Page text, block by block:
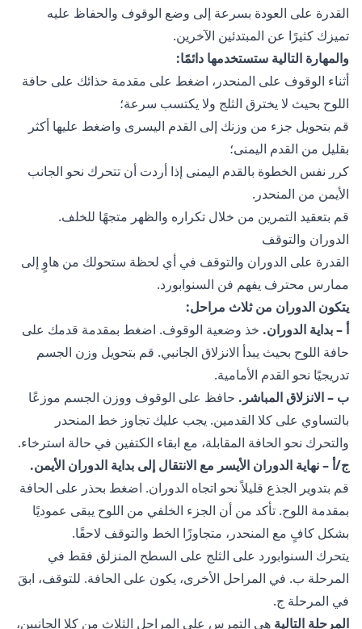
القدرة على العودة بسرعة إلى وضع الوقوف والحفاظ عليه
تميزك كثيرًا عن المبتدئين الآخرين.
والمهارة التالية ستستخدمها دائمًا:
أثناء الوقوف على المنحدر، اضغط على مقدمة حذائك على حافة
اللوح بحيث لا يخترق الثلج ولا يكتسب سرعة؛
قم بتحويل جزء من وزنك إلى القدم اليسرى واضغط عليها أكثر
بقليل من القدم اليمنى؛
كرر نفس الخطوة بالقدم اليمنى إذا أردت أن تتحرك نحو الجانب
الأيمن من المنحدر.
قم بتعقيد التمرين من خلال تكراره والظهر متجهًا للخلف.
الدوران والتوقف
القدرة على الدوران والتوقف في أي لحظة ستحولك من هاوٍ إلى
ممارس محترف يفهم فن السنوابورد.
يتكون الدوران من ثلاث مراحل:
أ – بداية الدوران. خذ وضعية الوقوف. اضغط بمقدمة قدمك على
حافة اللوح بحيث يبدأ الانزلاق الجانبي. قم بتحويل وزن الجسم
تدريجيًا نحو القدم الأمامية.
ب – الانزلاق المباشر. حافظ على الوقوف ووزن الجسم موزعًا
بالتساوي على كلا القدمين. يجب عليك تجاوز خط المنحدر
والتحرك نحو الحافة المقابلة، مع ابقاء الكتفين في حالة استرخاء.
ج/أ – نهاية الدوران الأيسر مع الانتقال إلى بداية الدوران الأيمن.
قم بتدوير الجذع قليلاً نحو اتجاه الدوران. اضغط بحذر على الحافة
بمقدمة اللوح. تأكد من أن الجزء الخلفي من اللوح يبقى عموديًا
بشكل كافٍ مع المنحدر، متجاوزًا الخط والتوقف لاحقًا.
يتحرك السنوابورد على الثلج على السطح المنزلق فقط في
المرحلة ب. في المراحل الأخرى، يكون على الحافة. للتوقف، ابقَ
في المرحلة ج.
المرحلة التالية هي التمرس على المراحل الثلاث من كلا الجانبين،